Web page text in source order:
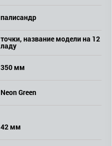
палисандр
точки, название модели на 12
ладу
350 мм
Neon Green
42 мм